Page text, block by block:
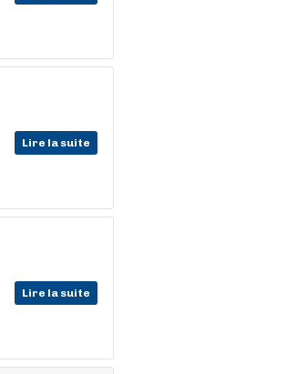
Lire la suite
Lire la suite